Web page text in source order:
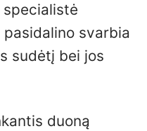
pasidalino svarbia
sudėtį bei jos
duoną